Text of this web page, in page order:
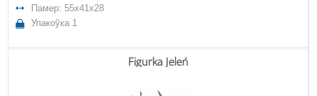
Памер: 55x41x28
Упакоўка 1
Figurka Jeleń